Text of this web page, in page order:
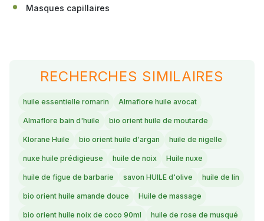
Masques capillaires
RECHERCHES SIMILAIRES
huile essentielle romarin Almaflore huile avocat
Almaflore bain d'huile bio orient huile de moutarde
Klorane Huile bio orient huile d'argan huile de nigelle
nuxe huile prédigieuse huile de noix Huile nuxe
huile de figue de barbarie savon HUILE d'olive huile de lin
bio orient huile amande douce Huile de massage
bio orient huile noix de coco 90ml huile de rose de musqué